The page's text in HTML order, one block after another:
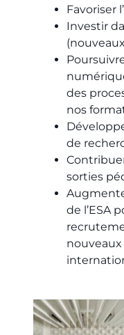
Favoriser
Investir
des
nos
de
sorties
de l’ESA